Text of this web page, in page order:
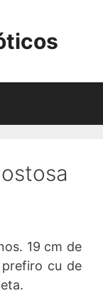
19 cm de
prefiro cu de